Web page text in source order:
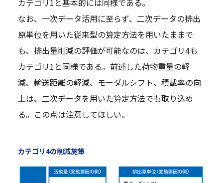
なお、一次データ活用に至らず、二次データの排出
原単位を用いた従来型の算定方法を用いたままで
も、排出量削減の評価が可能なのは、カテゴリ4も
カテゴリ1と同様である。前述した荷物重量の軽
減、輸送距離の軽減、モーダルシフト、積載率の向
上は、二次データを用いた算定方法でも取り込め
る。この点は注意してほしい。
カテゴリ4の削減施策